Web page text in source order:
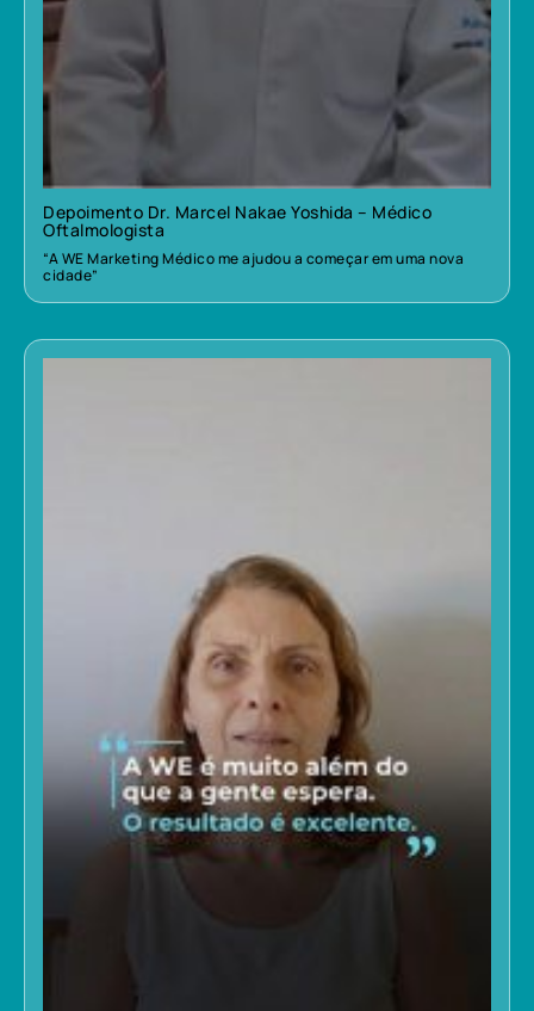
Depoimento Dr. Marcel Nakae Yoshida – Médico
Oftalmologista
“A WE Marketing Médico me ajudou a começar em uma nova
cidade”